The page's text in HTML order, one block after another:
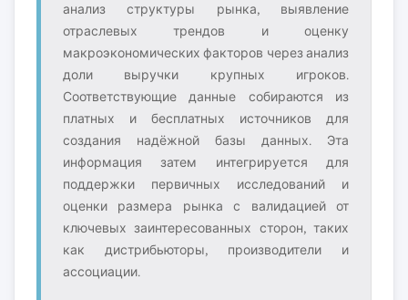
анализ структуры рынка, выявление
отраслевых трендов и оценку
макроэкономических факторов через анализ
доли выручки крупных игроков.
Соответствующие данные собираются из
платных и бесплатных источников для
создания надёжной базы данных. Эта
информация затем интегрируется для
поддержки первичных исследований и
оценки размера рынка с валидацией от
ключевых заинтересованных сторон, таких
как дистрибьюторы, производители и
ассоциации.